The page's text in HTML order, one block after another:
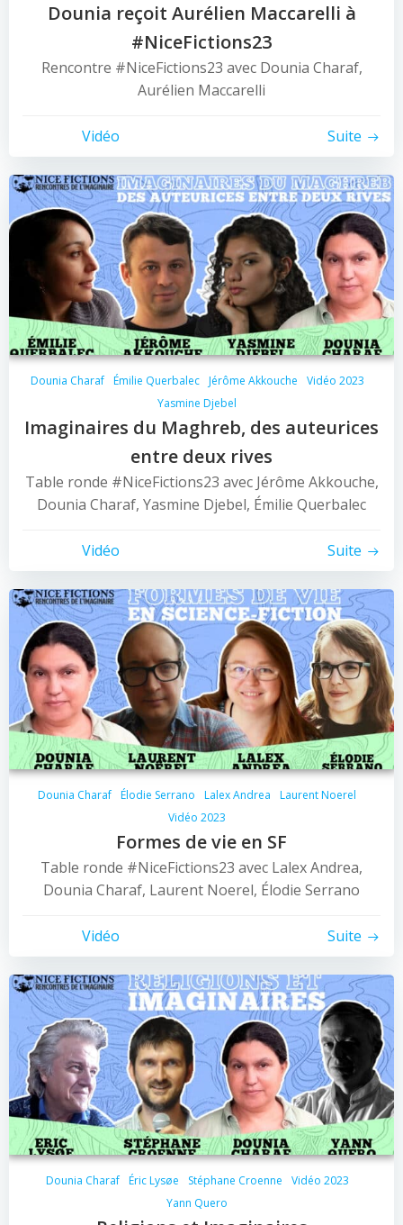
Dounia reçoit Aurélien Maccarelli à
#NiceFictions23
Rencontre #NiceFictions23 avec Dounia Charaf,
Aurélien Maccarelli
Vidéo Suite
Dounia Charaf Émilie Querbalec Jérôme Akkouche
Vidéo 2023
Yasmine Djebel
Imaginaires du Maghreb, des auteurices
entre deux rives
Table ronde #NiceFictions23 avec Jérôme Akkouche,
Dounia Charaf, Yasmine Djebel, Émilie Querbalec
Vidéo Suite
Dounia Charaf Élodie Serrano Lalex Andrea
Laurent Noerel
Vidéo 2023
Formes de vie en SF
Table ronde #NiceFictions23 avec Lalex Andrea,
Dounia Charaf, Laurent Noerel, Élodie Serrano
Vidéo Suite
Dounia Charaf Éric Lysøe Stéphane Croenne
Vidéo 2023
Yann Quero